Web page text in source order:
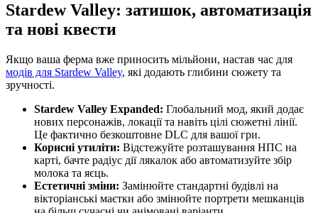
Stardew Valley: затишок, автоматизація
та нові квести
Якщо ваша ферма вже приносить мільйони, настав час для
модів для Stardew Valley, які додають глибини сюжету та
зручності.
Stardew Valley Expanded: Глобальний мод, який додає
нових персонажів, локації та навіть цілі сюжетні лінії.
Це фактично безкоштовне DLC для вашої гри.
Корисні утиліти: Відстежуйте розташування НПС на
карті, бачте радіус дії лякалок або автоматизуйте збір
молока та яєць.
Естетичні зміни: Замінюйте стандартні будівлі на
вікторіанські маєтки або змінюйте портрети мешканців